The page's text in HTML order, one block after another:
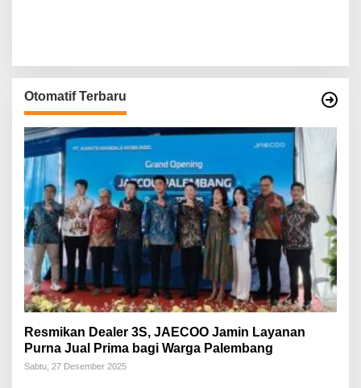
Otomatif Terbaru
Resmikan Dealer 3S, JAECOO Jamin Layanan
Purna Jual Prima bagi Warga Palembang
Sabtu, 27 Desember 2025